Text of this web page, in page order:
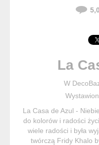
5,0
La
W
La Casa de Azul -
do kolorów i radości
wiele radości i była
twórczą Fridy Khalo